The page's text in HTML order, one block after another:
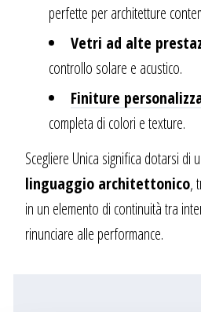
perfette per architetture
Vetri ad alte
controllo solare e acustico.
Finiture
completa di colori e texture.
Scegliere Unica significa dotarsi di
linguaggio architettonico,
in un elemento di continuità tra
rinunciare alle performance.